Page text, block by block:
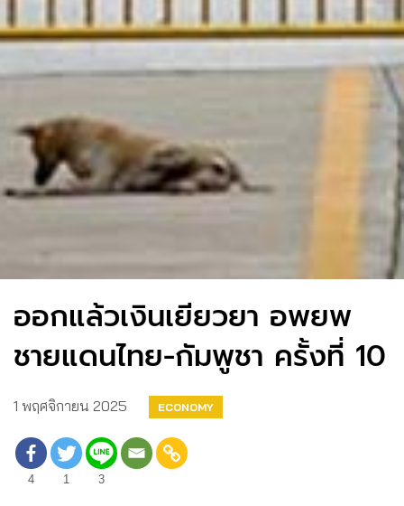
ออกแล้วเงินเยียวยา อพยพ
ชายแดนไทย-กัมพูชา ครั้งที่ 10
1 พฤศจิกายน 2025 ECONOMY
4 1 3